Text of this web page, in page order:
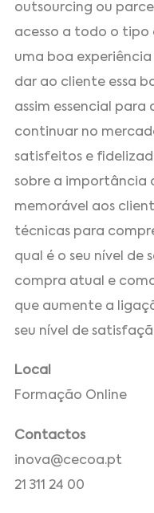
outsourcing ou
acesso a todo o
uma boa
dar ao cliente essa
assim essencial para
continuar no
satisfeitos e
sobre a importância
memorável aos
técnicas para
qual é o seu nível
compra atual e
que aumente a
seu nível de
Local
Formação Online
Contactos
inova@cecoa.pt
21 311 24 00